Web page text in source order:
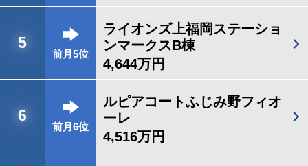
5
前月5位
ライオンズ上福岡ステーショ
ンマークスB棟
4,644万円
6
前月6位
ルピアコートふじみ野フィオ
ーレ
4,516万円